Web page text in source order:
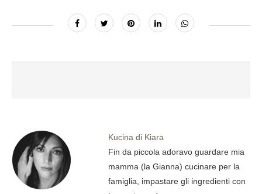
Kucina di Kiara
Fin da piccola adoravo guardare mia
mamma (la Gianna) cucinare per la
famiglia, impastare gli ingredienti con